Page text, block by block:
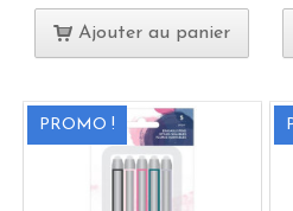
Ajouter au panier
PROMO !